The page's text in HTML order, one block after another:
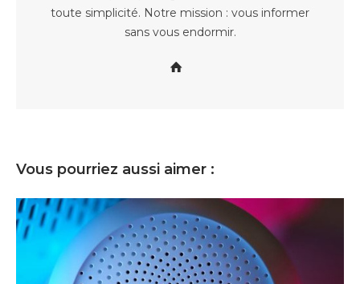
toute simplicité. Notre mission : vous informer
sans vous endormir.
Vous pourriez aussi aimer :